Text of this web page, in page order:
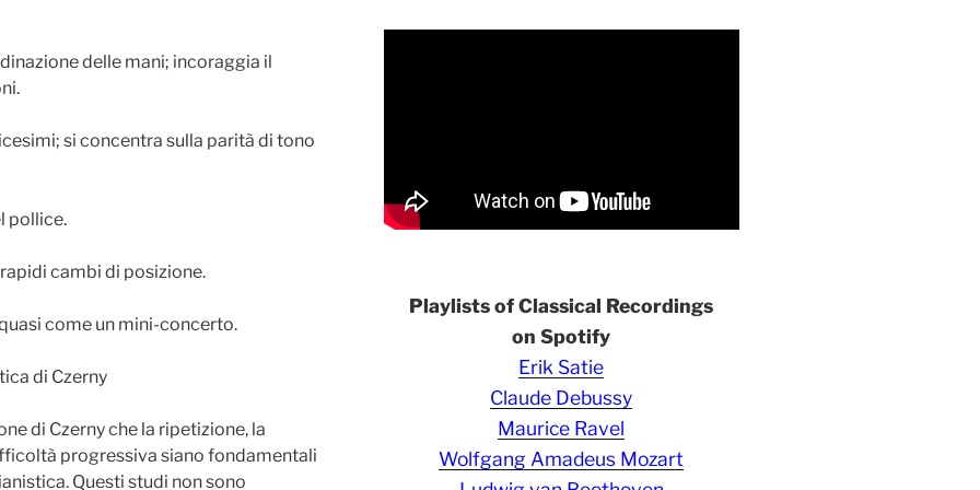
delle mani; incoraggia il
si concentra sulla parità di tono
pollice.
cambi di posizione.
come un mini-concerto.
di Czerny
di Czerny che la ripetizione, la
progressiva siano fondamentali
Questi studi non sono
Playlists of Classical Recordings
on Spotify
Erik Satie
Claude Debussy
Maurice Ravel
Wolfgang Amadeus Mozart